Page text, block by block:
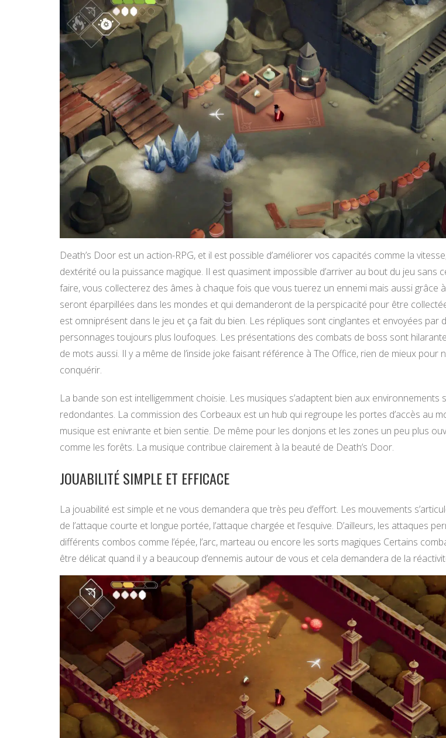
Death’s Door est un action-RPG, et il est possible d’améliorer vos capacités comme la
dextérité ou la puissance magique. Il est quasiment impossible d’arriver au bout du jeu sans
faire, vous collecterez des âmes à chaque fois que vous tuerez un ennemi mais aussi grâce
seront éparpillées dans les mondes et qui demanderont de la perspicacité pour être
est omniprésent dans le jeu et ça fait du bien. Les répliques sont cinglantes et envoyées par
personnages toujours plus loufoques. Les présentations des combats de boss sont
de mots aussi. Il y a même de l’inside joke faisant référence à The Office, rien de mieux pour
conquérir.
La bande son est intelligemment choisie. Les musiques s’adaptent bien aux environnements
redondantes. La commission des Corbeaux est un hub qui regroupe les portes d’accès au
musique est enivrante et bien sentie. De même pour les donjons et les zones un peu plus
comme les forêts. La musique contribue clairement à la beauté de Death’s Door.
JOUABILITÉ SIMPLE ET EFFICACE
La jouabilité est simple et ne vous demandera que très peu d’effort. Les mouvements
de l’attaque courte et longue portée, l’attaque chargée et l’esquive. D’ailleurs, les attaques
différents combos comme l’épée, l’arc, marteau ou encore les sorts magiques Certains
être délicat quand il y a beaucoup d’ennemis autour de vous et cela demandera de la